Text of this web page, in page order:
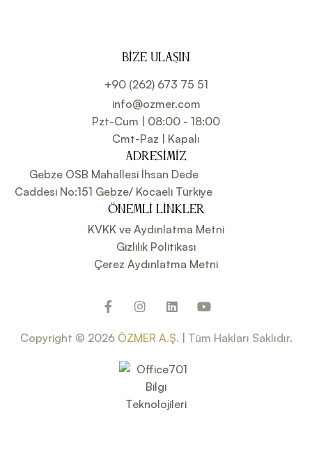
BIZE ULAŞIN
+90 (262) 673 75 51
info@ozmer.com
Pzt-Cum | 08:00 - 18:00
Cmt-Paz | Kapalı
ADRESIMIZ
Gebze OSB Mahallesi İhsan Dede
Caddesi No:151 Gebze/ Kocaeli Türkiye
ÖNEMLI LINKLER
KVKK ve Aydınlatma Metni
Gizlilik Politikası
Çerez Aydınlatma Metni
Copyright © 2026 ÖZMER A.Ş. | Tüm Hakları Saklıdır.